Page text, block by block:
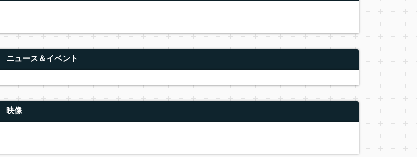
ニュース＆イベント
映像